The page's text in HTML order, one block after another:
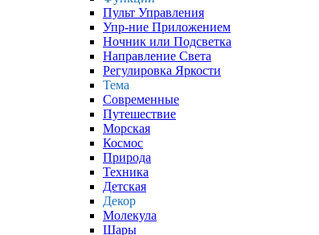
Пульт Управления
Упр-ние Приложением
Ночник или Подсветка
Направление Света
Регулировка Яркости
Тема
Современные
Путешествие
Морская
Космос
Природа
Техника
Детская
Декор
Молекула
Шары